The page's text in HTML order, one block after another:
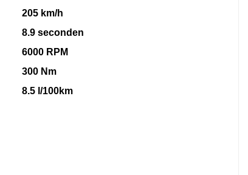
205 km/h
8.9 seconden
6000 RPM
300 Nm
8.5 l/100km